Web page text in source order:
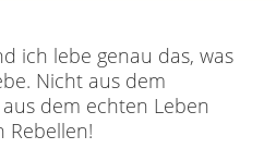
ich lebe genau das, was
Nicht aus dem
dem echten Leben
Rebellen!